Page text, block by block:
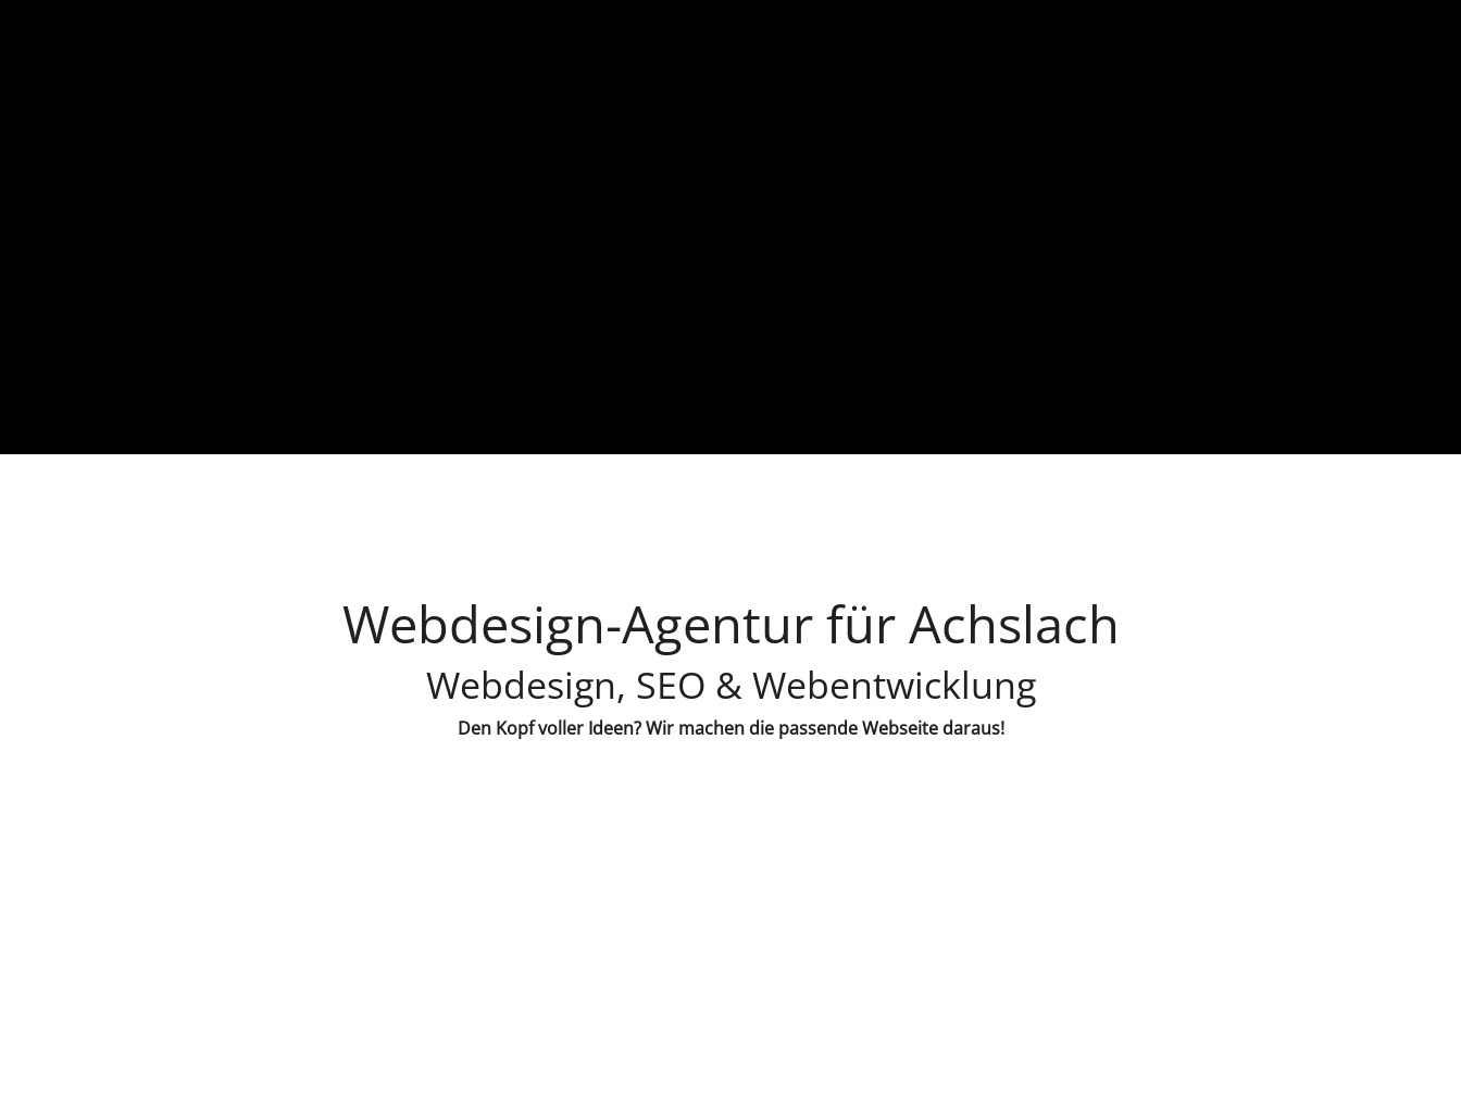
Webdesign-Agentur für Achslach
Webdesign, SEO & Webentwicklung
Den Kopf voller Ideen? Wir machen die passende Webseite daraus!